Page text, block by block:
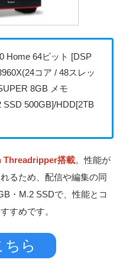
Home 64ビット [DSP
コア / 48スレッ
8GB メモ
SSD 500GB]/HDD[2TB
Threadripper搭載。性能が
るため、配信や編集の同
・M.2 SSDで、性能とコ
すめです。
ちら